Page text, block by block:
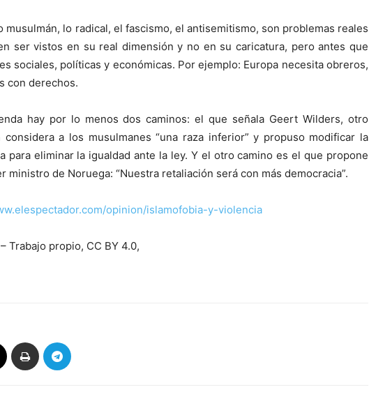
musulmán, lo radical, el fascismo, el antisemitismo, son problemas reales
ser vistos en su real dimensión y no en su caricatura, pero antes que
sociales, políticas y económicas. Por ejemplo: Europa necesita obreros,
con derechos.
hay por lo menos dos caminos: el que señala Geert Wilders, otro
considera a los musulmanes “una raza inferior” y propuso modificar la
para eliminar la igualdad ante la ley. Y el otro camino es el que propone
ministro de Noruega: “Nuestra retaliación será con más democracia”.
opinion/islamofobia-y-violencia
– Trabajo propio, CC BY 4.0,